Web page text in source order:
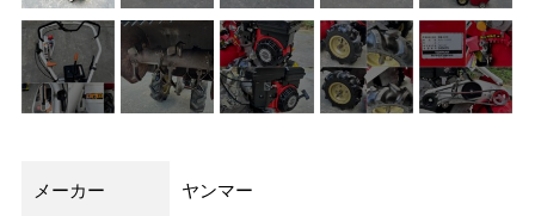
メーカー ヤンマー